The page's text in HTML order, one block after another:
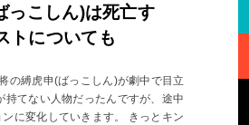
っこしん)は死亡す
トについても
の縛虎申(ばっこしん)が劇中で目立
持てない人物だったんですが、途中
に変化していきます。 きっとキン